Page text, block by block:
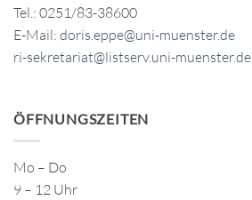
Tel.: 0251/83-38600
E-Mail: doris.eppe@uni-muenster.de
ri-sekretariat@listserv.uni-muenster.de
ÖFFNUNGSZEITEN
Mo – Do
9 – 12 Uhr